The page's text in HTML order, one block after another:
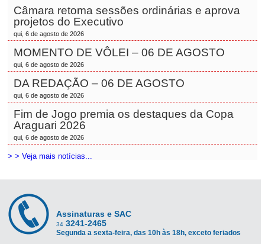
Câmara retoma sessões ordinárias e aprova
projetos do Executivo
qui, 6 de agosto de 2026
MOMENTO DE VÔLEI – 06 DE AGOSTO
qui, 6 de agosto de 2026
DA REDAÇÃO – 06 DE AGOSTO
qui, 6 de agosto de 2026
Fim de Jogo premia os destaques da Copa
Araguari 2026
qui, 6 de agosto de 2026
> > Veja mais notícias...
Assinaturas e SAC
34 3241-2465
Segunda a sexta-feira, das 10h às 18h, exceto feriados